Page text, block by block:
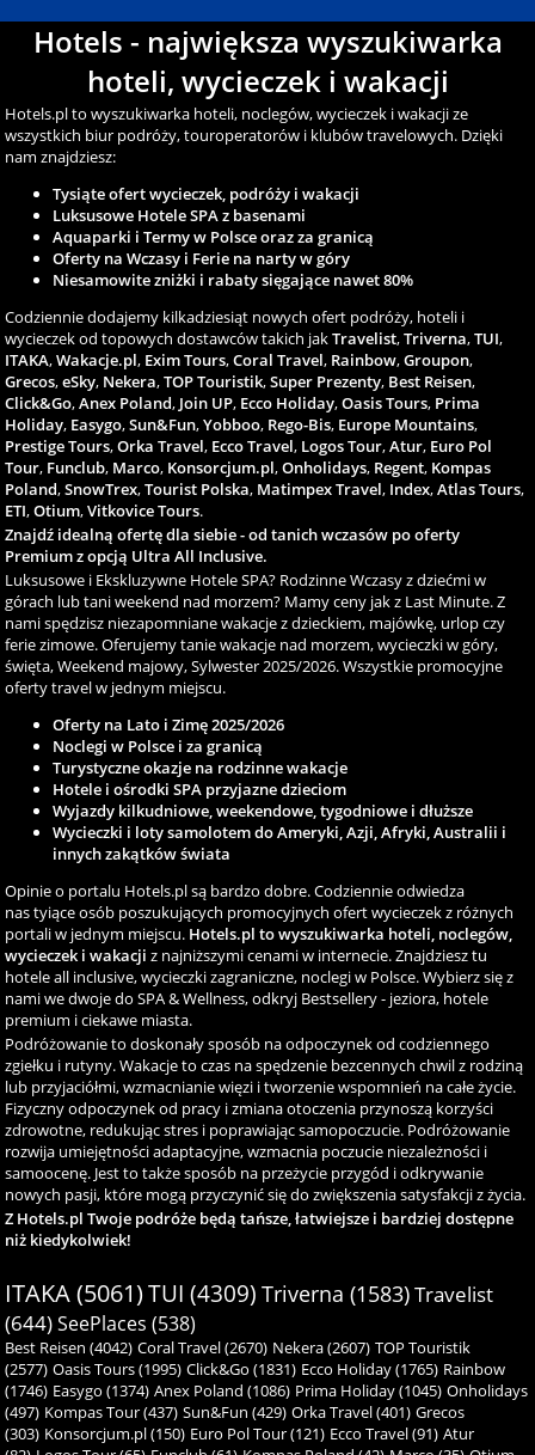
Hotels - największa wyszukiwarka
hoteli, wycieczek i wakacji
Hotels.pl to wyszukiwarka hoteli, noclegów, wycieczek i wakacji ze
wszystkich biur podróży, touroperatorów i klubów travelowych. Dzięki
nam znajdziesz:
Tysiąte ofert wycieczek, podróży i wakacji
Luksusowe Hotele SPA z basenami
Aquaparki i Termy w Polsce oraz za granicą
Oferty na Wczasy i Ferie na narty w góry
Niesamowite zniżki i rabaty sięgające nawet 80%
Codziennie dodajemy kilkadziesiąt nowych ofert podróży, hoteli i
wycieczek od topowych dostawców takich jakTravelist,Triverna,TUI,
ITAKA,Wakacje.pl, Exim Tours,Coral Travel, Rainbow,Groupon,
Grecos,eSky, Nekera,TOP Touristik,Super Prezenty, Best Reisen,
Click&Go,Anex Poland, Join UP, Ecco Holiday,Oasis Tours, Prima
Holiday, Easygo,Sun&Fun,Yobboo, Rego-Bis, Europe Mountains,
Prestige Tours,Orka Travel, Ecco Travel, Logos Tour,Atur, Euro Pol
Tour, Funclub, Marco, Konsorcjum.pl,Onholidays, Regent, Kompas
Poland,SnowTrex,Tourist Polska, Matimpex Travel, Index,Atlas Tours,
ETI,Otium,Vitkovice Tours.
Znajdź idealną ofertę dla siebie - od tanich wczasów po oferty
Premium z opcją Ultra All Inclusive.
Luksusowe i Ekskluzywne Hotele SPA? Rodzinne Wczasy z dziećmi w
górach lub tani weekend nad morzem? Mamy ceny jak z Last Minute. Z
nami spędzisz niezapomniane wakacje z dzieckiem, majówkę, urlop czy
ferie zimowe. Oferujemy tanie wakacje nad morzem, wycieczki w góry,
święta, Weekend majowy, Sylwester 2025/2026. Wszystkie promocyjne
oferty travel w jednym miejscu.
Oferty na Lato i Zimę 2025/2026
Noclegi w Polsce i za granicą
Turystyczne okazje na rodzinne wakacje
Hotele i ośrodki SPA przyjazne dzieciom
Wyjazdy kilkudniowe, weekendowe, tygodniowe i dłuższe
Wycieczki i loty samolotem do Ameryki, Azji, Afryki, Australii i
innych zakątków świata
Opinie o portalu Hotels.pl są bardzo dobre. Codziennie odwiedza
nas tyiące osób poszukujących promocyjnych ofert wycieczek z różnych
portali w jednym miejscu. Hotels.pl to wyszukiwarka hoteli, noclegów,
wycieczek i wakacji z najniższymi cenami w internecie. Znajdziesz tu
hotele all inclusive, wycieczki zagraniczne, noclegi w Polsce. Wybierz się z
nami we dwoje do SPA & Wellness, odkryj Bestsellery - jeziora, hotele
premium i ciekawe miasta.
Podróżowanie to doskonały sposób na odpoczynek od codziennego
zgiełku i rutyny. Wakacje to czas na spędzenie bezcennych chwil z rodziną
lub przyjaciółmi, wzmacnianie więzi i tworzenie wspomnień na całe życie.
Fizyczny odpoczynek od pracy i zmiana otoczenia przynoszą korzyści
zdrowotne, redukując stres i poprawiając samopoczucie. Podróżowanie
rozwija umiejętności adaptacyjne, wzmacnia poczucie niezależności i
samoocenę. Jest to także sposób na przeżycie przygód i odkrywanie
nowych pasji, które mogą przyczynić się do zwiększenia satysfakcji z życia.
Z Hotels.pl Twoje podróże będą tańsze, łatwiejsze i bardziej dostępne
niż kiedykolwiek!
ITAKA (5061)TUI (4309) Triverna (1583)Travelist
(644) SeePlaces (538)
Best Reisen (4042) Coral Travel (2670) Nekera (2607) TOP Touristik
(2577) Oasis Tours (1995) Click&Go (1831) Ecco Holiday (1765) Rainbow
(1746) Easygo (1374) Anex Poland (1086) Prima Holiday (1045) Onholidays
(497) Kompas Tour (437) Sun&Fun (429) Orka Travel (401) Grecos
(303) Konsorcjum.pl (150) Euro Pol Tour (121) Ecco Travel (91) Atur